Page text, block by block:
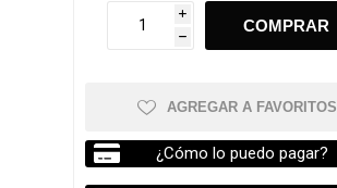
i
h
AGREGAR A FAVORITOS
¿Cómo lo puedo pagar?